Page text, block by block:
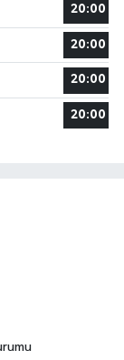
20:00
20:00
20:00
20:00